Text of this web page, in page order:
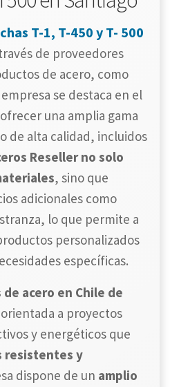
T-1, T-450 y T- 500
de proveedores
de acero, como
empresa se destaca en el
una amplia gama
de alta calidad, incluidos
Reseller no solo
, sino que
adicionales como
lo que permite a
personalizados
específicas.
acero en Chile de
a proyectos
y energéticos que
resistentes y
dispone de un amplio